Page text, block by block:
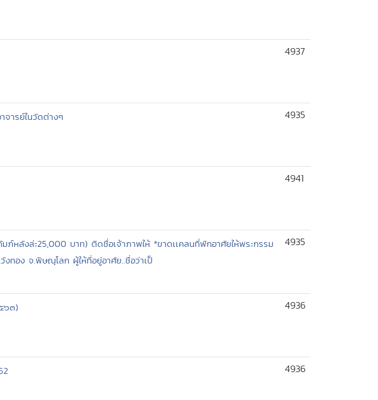
4937
จารย์ในวัดต่างๆ 4935
4941
หลังล่ะ25,000 บาท) ติดชื่อเจ้าภาพให้ *ขาดเเคลนที่พักอาศัยให้พระกรรม
ทอง จ.พิษณุโลก ผู้ให้ที่อยู่อาศัย..ชื่อว่าเป็
4935
๖๓) 4936
4936